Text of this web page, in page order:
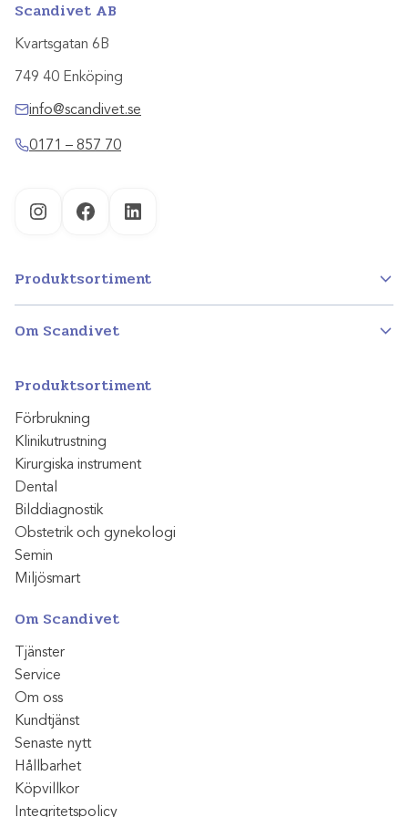
Scandivet AB
Kvartsgatan 6B
749 40 Enköping
info@scandivet.se
0171 – 857 70
InstagramFacebookLinkedIn
Produktsortiment
Om Scandivet
Produktsortiment
Förbrukning
Klinikutrustning
Kirurgiska instrument
Dental
Bilddiagnostik
Obstetrik och gynekologi
Semin
Miljösmart
Om Scandivet
Tjänster
Service
Om oss
Kundtjänst
Senaste nytt
Hållbarhet
Köpvillkor
Integritetspolicy